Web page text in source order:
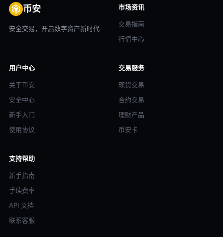
币安
安全交易，开启数字资产新时代
市场资讯
交易指南
行情中心
用户中心
关于币安
安全中心
新手入门
使用协议
交易服务
现货交易
合约交易
理财产品
币安卡
支持帮助
新手指南
手续费率
API 文档
联系客服